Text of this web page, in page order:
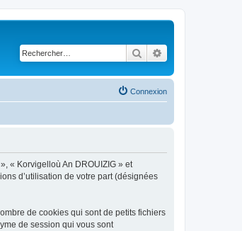
Rechercher
Connexion
« Korvigelloù An DROUIZIG » et
d’utilisation de votre part (désignées
de cookies qui sont de petits fichiers
de session qui vous sont